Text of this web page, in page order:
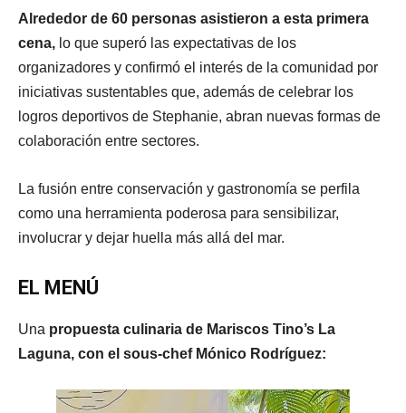
Alrededor de 60 personas asistieron a esta primera
cena, lo que superó las expectativas de los
organizadores y confirmó el interés de la comunidad por
iniciativas sustentables que, además de celebrar los
logros deportivos de Stephanie, abran nuevas formas de
colaboración entre sectores.
La fusión entre conservación y gastronomía se perfila
como una herramienta poderosa para sensibilizar,
involucrar y dejar huella más allá del mar.
EL MENÚ
Una propuesta culinaria de Mariscos Tino’s La
Laguna, con el sous-chef Mónico Rodríguez: